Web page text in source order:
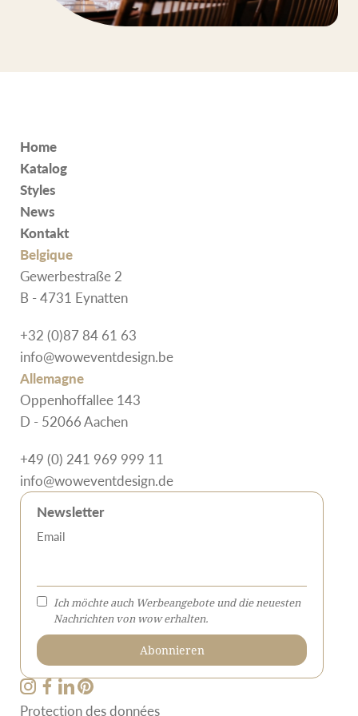
Home
Katalog
Styles
News
Kontakt
Belgique
Gewerbestraße 2
B - 4731 Eynatten
+32 (0)87 84 61 63
info@woweventdesign.be
Allemagne
Oppenhoffallee 143
D - 52066 Aachen
+49 (0) 241 969 999 11
info@woweventdesign.de
Newsletter
Email
Ich möchte auch Werbeangebote und die neuesten
Nachrichten von wow erhalten.
Protection des données